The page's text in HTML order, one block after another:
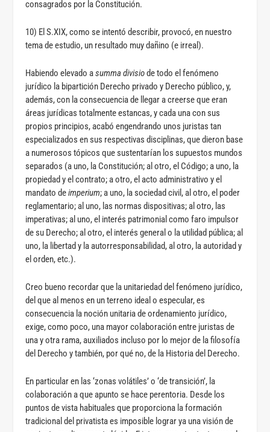
consagrados por la Constitución.
10) El S.XIX, como se intentó describir, provocó, en nuestro
tema de estudio, un resultado muy dañino (e irreal).
Habiendo elevado asumma divisiode todo el fenómeno
jurídico la bipartición Derecho privado y Derecho público, y,
además, con la consecuencia de llegar a creerse que eran
áreas jurídicas totalmente estancas, y cada una con sus
propios principios, acabó engendrando unos juristas tan
especializados en sus respectivas disciplinas, que dieron base
a numerosos tópicos que sustentarían los supuestos mundos
separados (a uno, la Constitución; al otro, el Código; a uno, la
propiedad y el contrato; a otro, el acto administrativo y el
mandato deimperium; a uno, la sociedad civil, al otro, el poder
reglamentario; al uno, las normas dispositivas; al otro, las
imperativas; al uno, el interés patrimonial como faro impulsor
de su Derecho; al otro, el interés general o la utilidad pública; al
uno, la libertad y la autorresponsabilidad, al otro, la autoridad y
el orden, etc.).
Creo bueno recordar que la unitariedad del fenómeno jurídico,
del que al menos en un terreno ideal o especular, es
consecuencia la noción unitaria de ordenamiento jurídico,
exige, como poco, una mayor colaboración entre juristas de
una y otra rama, auxiliados incluso por lo mejor de la filosofía
del Derecho y también, por qué no, de la Historia del Derecho.
En particular en las ‘zonas volátiles’ o ‘de transición’, la
colaboración a que apunto se hace perentoria. Desde los
puntos de vista habituales que proporciona la formación
tradicional del privatista es imposible lograr ya una visión de